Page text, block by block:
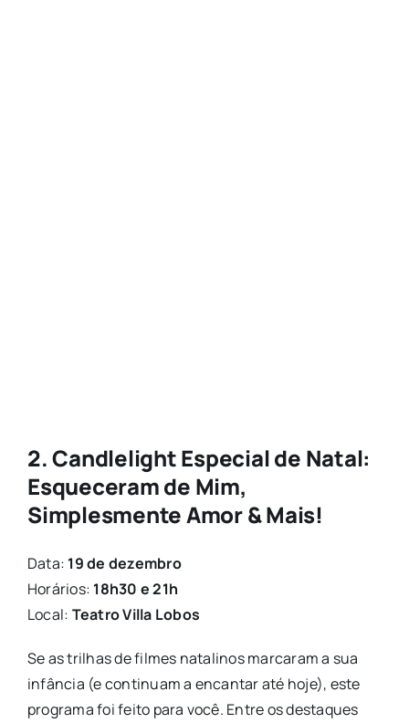
2. Candlelight Especial de Natal:
Esqueceram de Mim,
Simplesmente Amor & Mais!
Data: 19 de dezembro
Horários: 18h30 e 21h
Local: Teatro Villa Lobos
Se as trilhas de filmes natalinos marcaram a sua
infância (e continuam a encantar até hoje), este
programa foi feito para você. Entre os destaques